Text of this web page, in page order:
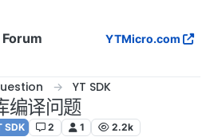
YTMicro.com
YT SDK
编译问题
SDK 2 1 2.2k